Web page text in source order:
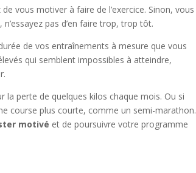
vous motiver à faire de l’exercice. Sinon, vous
pas d’en faire trop, trop tôt.
de vos entraînements à mesure que vous
qui semblent impossibles à atteindre,
perte de quelques kilos chaque mois. Ou si
course plus courte, comme un semi-marathon.
motivé et de poursuivre votre programme